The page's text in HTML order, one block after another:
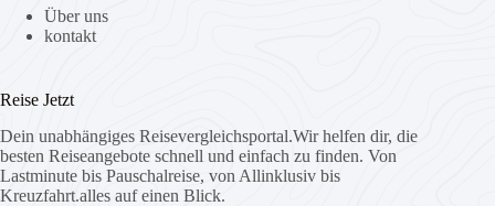
Über uns
kontakt
Reise Jetzt
Dein unabhängiges Reisevergleichsportal.Wir helfen dir, die
besten Reiseangebote schnell und einfach zu finden. Von
Lastminute bis Pauschalreise, von Allinklusiv bis
Kreuzfahrt.alles auf einen Blick.